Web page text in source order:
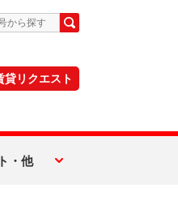
貸リクエスト
・他